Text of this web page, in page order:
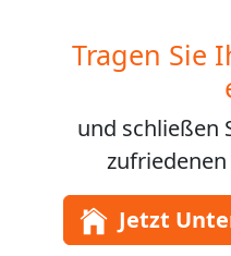
Tragen Sie
und schließen
Jetzt